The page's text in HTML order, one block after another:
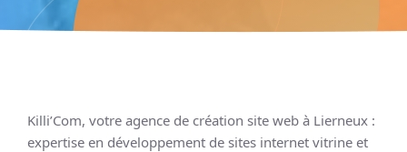
Killi’Com, votre agence de création site web à Lierneux :
expertise en développement de sites internet vitrine et